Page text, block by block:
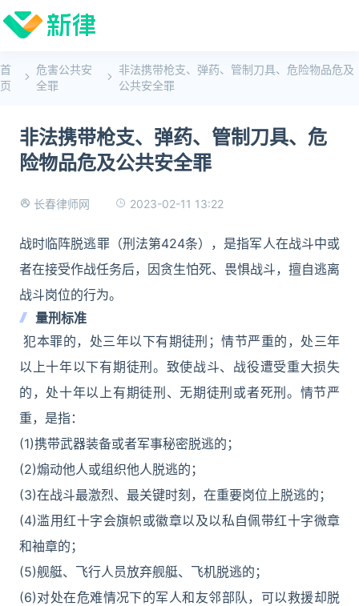
首
页
危害公共安
全罪
非法携带枪支、弹药、管制刀具、危险物品危及
公共安全罪
非法携带枪支、弹药、管制刀具、危
险物品危及公共安全罪
长春律师网 2023-02-11 13:22
战时临阵脱逃罪（刑法第424条），是指军人在战斗中或
者在接受作战任务后，因贪生怕死、畏惧战斗，擅自逃离
战斗岗位的行为。
量刑标准
犯本罪的，处三年以下有期徒刑；情节严重的，处三年
以上十年以下有期徒刑。致使战斗、战役遭受重大损失
的，处十年以上有期徒刑、无期徒刑或者死刑。情节严
重，是指：
(1)携带武器装备或者军事秘密脱逃的；
(2)煽动他人或组织他人脱逃的；
(3)在战斗最激烈、最关键时刻，在重要岗位上脱逃的；
(4)滥用红十字会旗帜或徽章以及以私自佩带红十字微章
和袖章的；
(5)舰艇、飞行人员放弃舰艇、飞机脱逃的；
(6)对处在危难情况下的军人和友邻部队，可以救援却脱